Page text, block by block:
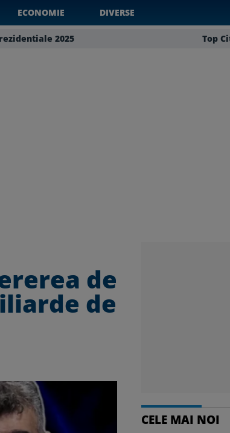
ECONOMIE DIVERSE
2025 Top
de
de
CELE MAI NOI